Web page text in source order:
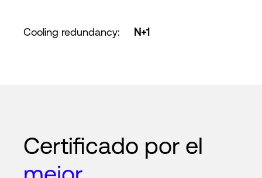
Cooling redundancy: N+1
Certificado por el